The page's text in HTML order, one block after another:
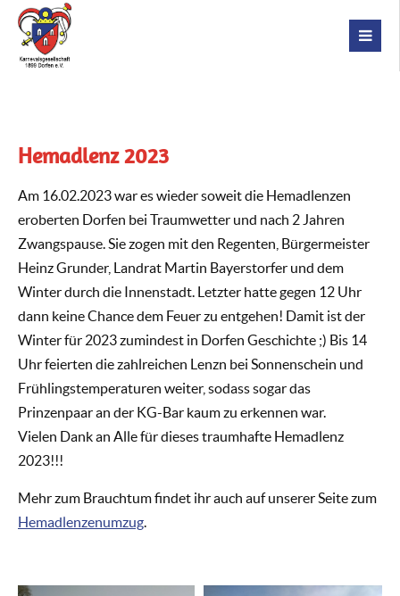
Hemadlenz 2023
Am 16.02.2023 war es wieder soweit die Hemadlenzen
eroberten Dorfen bei Traumwetter und nach 2 Jahren
Zwangspause. Sie zogen mit den Regenten, Bürgermeister
Heinz Grunder, Landrat Martin Bayerstorfer und dem
Winter durch die Innenstadt. Letzter hatte gegen 12 Uhr
dann keine Chance dem Feuer zu entgehen! Damit ist der
Winter für 2023 zumindest in Dorfen Geschichte ;) Bis 14
Uhr feierten die zahlreichen Lenzn bei Sonnenschein und
Frühlingstemperaturen weiter, sodass sogar das
Prinzenpaar an der KG-Bar kaum zu erkennen war.
Vielen Dank an Alle für dieses traumhafte Hemadlenz
2023!!!
Mehr zum Brauchtum findet ihr auch auf unserer Seite zum
Hemadlenzenumzug.